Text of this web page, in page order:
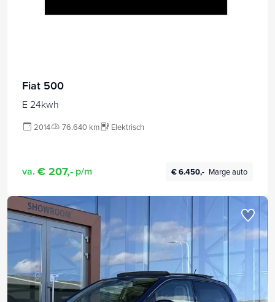
Fiat 500
E 24kwh
2014 76.640 km Elektrisch
va. € 207,- p/m € 6.450,- Marge auto